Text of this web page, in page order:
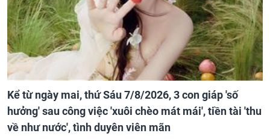
Kể từ ngày mai, thứ Sáu 7/8/2026, 3 con giáp 'số
hưởng' sau công việc 'xuôi chèo mát mái', tiền tài 'thu
về như nước', tình duyên viên mãn